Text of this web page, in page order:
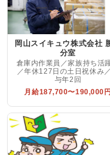
岡山スイキュウ株式会社
分室
倉庫内作業員／家族持ち活
／年休127日の土日祝休み
与年2回
月給187,700〜190,000円